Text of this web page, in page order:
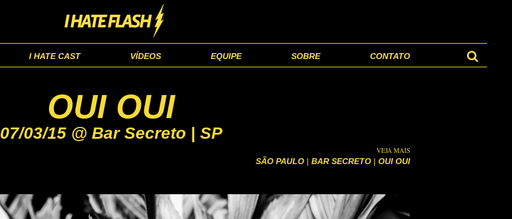
I HATE CAST VÍDEOS EQUIPE SOBRE CONTATO
OUI OUI
07/03/15 @ Bar Secreto | SP
VEJA MAIS
SÃO PAULO | BAR SECRETO | OUI OUI